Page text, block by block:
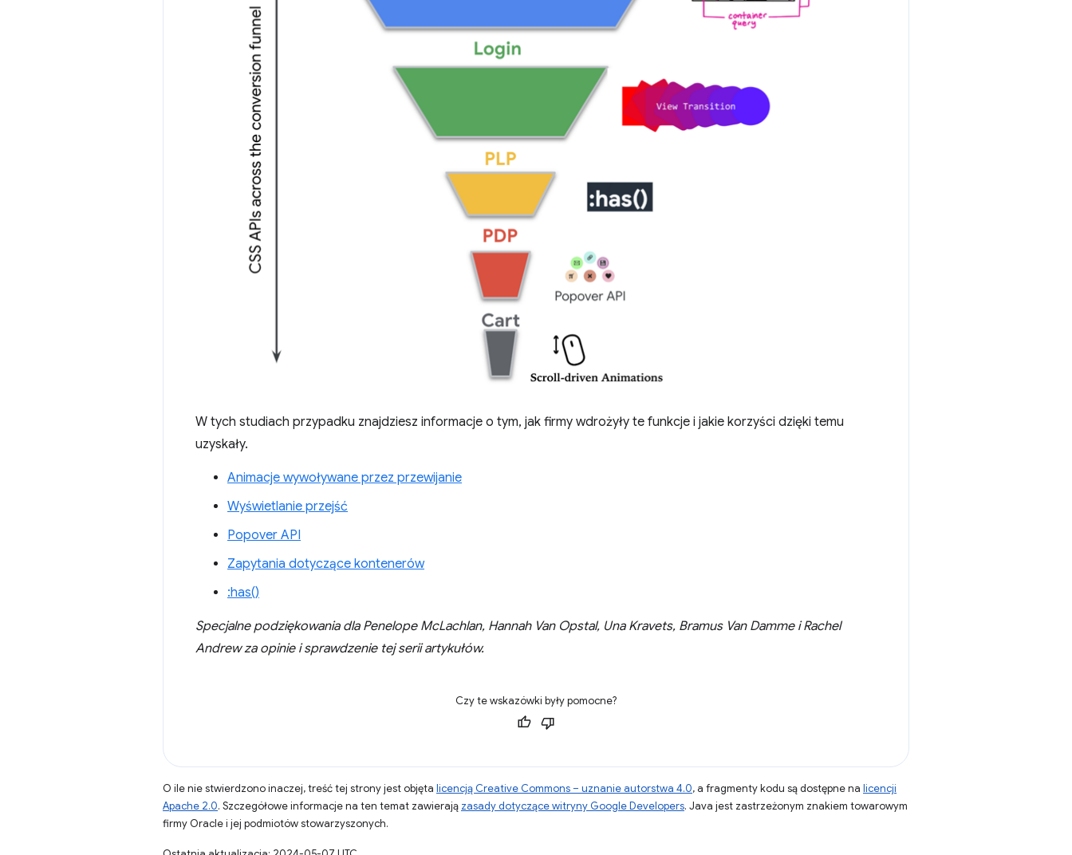
W tych studiach przypadku znajdziesz informacje o tym, jak firmy wdrożyły te funkcje i jakie korzyści dzięki temu
uzyskały.
Animacje wywoływane przez przewijanie
Wyświetlanie przejść
Popover API
Zapytania dotyczące kontenerów
:has()
Specjalne podziękowania dla Penelope McLachlan, Hannah Van Opstal, Una Kravets, Bramus Van Damme i Rachel
Andrew za opinie i sprawdzenie tej serii artykułów.
Czy te wskazówki były pomocne?
O ile nie stwierdzono inaczej, treść tej strony jest objęta licencją Creative Commons – uznanie autorstwa 4.0, a fragmenty kodu są dostępne na licencji
Apache 2.0. Szczegółowe informacje na ten temat zawierają zasady dotyczące witryny Google Developers. Java jest zastrzeżonym znakiem towarowym
firmy Oracle i jej podmiotów stowarzyszonych.